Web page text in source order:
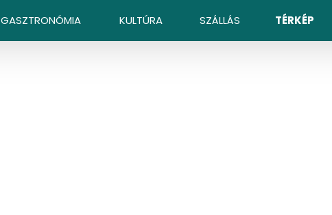
GASZTRONÓMIA KULTÚRA SZÁLLÁS TÉRKÉP